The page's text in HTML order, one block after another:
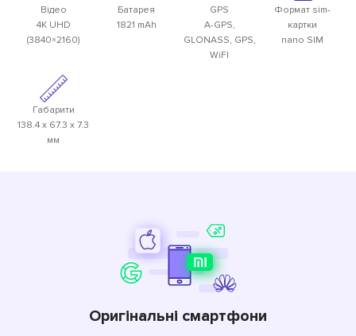
Вiдео
4К UHD
(3840×2160)
Батарея
1821 mAh
GPS
A-GPS,
GLONASS, GPS,
WiFI
Формат sim-
картки
nano SIM
Габарити
138.4 х 67.3 х 7.3
мм
Оригінальні смартфони